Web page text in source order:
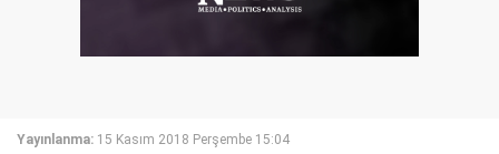
Yayınlanma: 15 Kasım 2018 Perşembe 15:04